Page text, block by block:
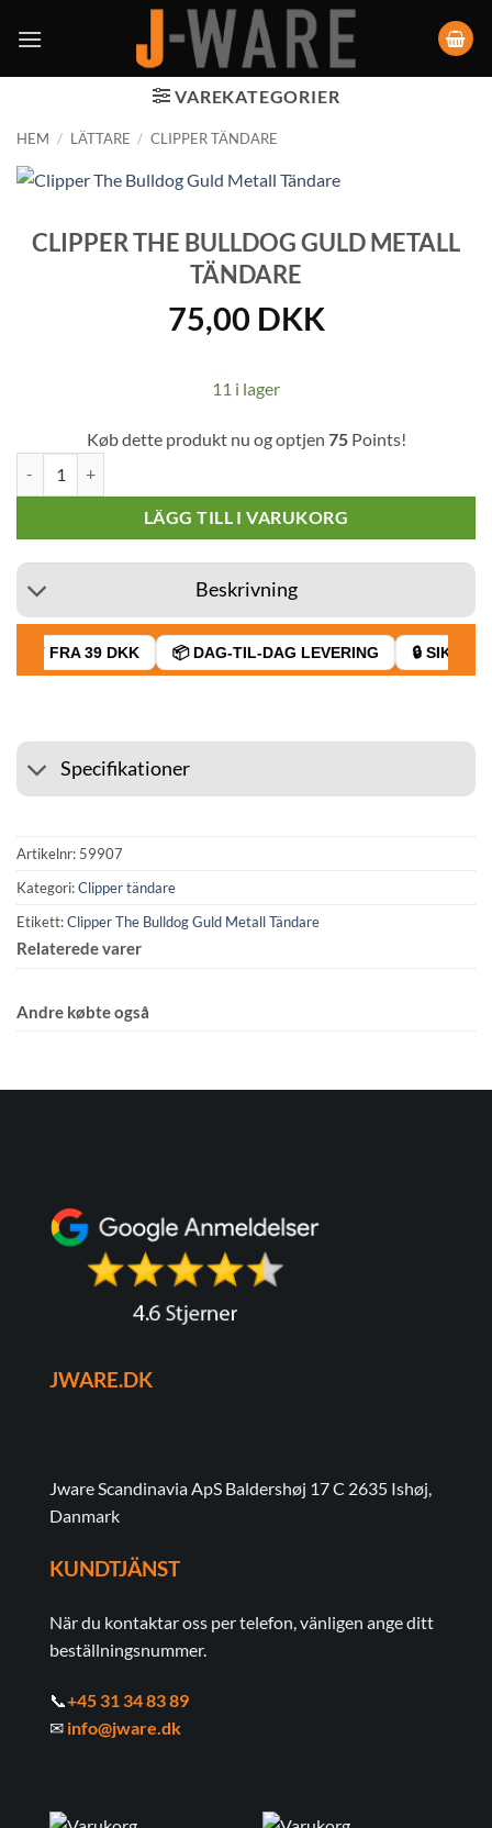
VAREKATEGORIER
HEM / LÄTTARE / CLIPPER TÄNDARE
CLIPPER THE BULLDOG GULD METALL
TÄNDARE
75,00 DKK
11 i lager
Køb dette produkt nu og optjen 75Points!
LÄGG TILL I VARUKORG
Beskrivning
FRA 39 DKK 📦 DAG-TIL-DAG LEVERING 🔒 SIKKER
Specifikationer
Artikelnr: 59907
Kategori:Clipper tändare
Etikett:Clipper The Bulldog Guld Metall Tändare
Relaterede varer
Andre købte også
JWARE.DK
Jware Scandinavia ApS Baldershøj 17 C 2635 Ishøj,
Danmark
KUNDTJÄNST
När du kontaktar oss per telefon, vänligen ange ditt
beställningsnummer.
📞+45 31 34 83 89
✉ info@jware.dk